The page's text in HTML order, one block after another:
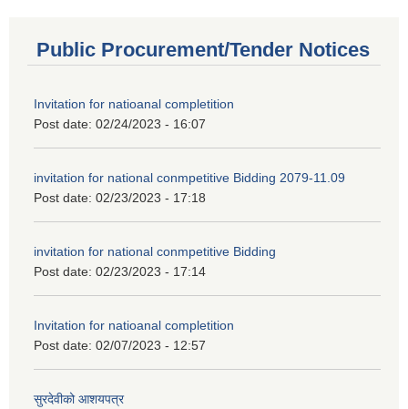
Public Procurement/Tender Notices
Invitation for natioanal completition
Post date: 02/24/2023 - 16:07
invitation for national conmpetitive Bidding 2079-11.09
Post date: 02/23/2023 - 17:18
invitation for national conmpetitive Bidding
Post date: 02/23/2023 - 17:14
Invitation for natioanal completition
Post date: 02/07/2023 - 12:57
सुरदेवीको आशयपत्र